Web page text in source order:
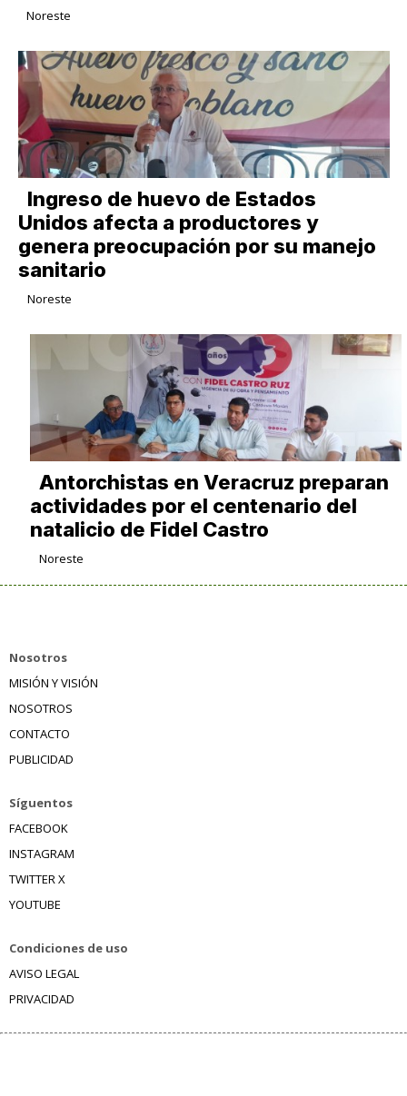
Noreste
Ingreso de huevo de Estados
Unidos afecta a productores y
genera preocupación por su manejo
sanitario
Noreste
Antorchistas en Veracruz preparan
actividades por el centenario del
natalicio de Fidel Castro
Noreste
Nosotros
MISIÓN Y VISIÓN
NOSOTROS
CONTACTO
PUBLICIDAD
Síguentos
FACEBOOK
INSTAGRAM
TWITTER X
YOUTUBE
Condiciones de uso
AVISO LEGAL
PRIVACIDAD